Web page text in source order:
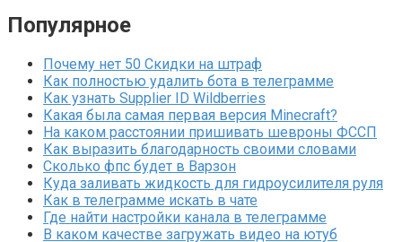
Популярное
Почему нет 50 Скидки на штраф
Как полностью удалить бота в телеграмме
Как узнать Supplier ID Wildberries
Какая была самая первая версия Minecraft?
На каком расстоянии пришивать шевроны ФССП
Как выразить благодарность своими словами
Сколько фпс будет в Варзон
Куда заливать жидкость для гидроусилителя руля
Как в телеграмме искать в чате
Где найти настройки канала в телеграмме
В каком качестве загружать видео на ютуб